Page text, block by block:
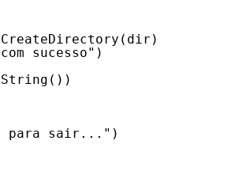
sucesso")
para sair...")